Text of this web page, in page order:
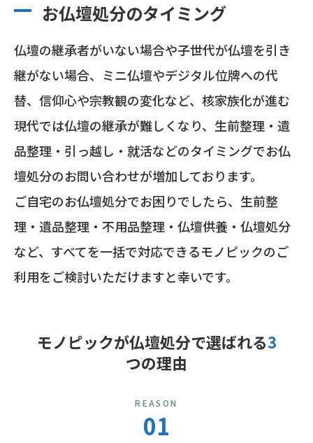
お仏壇処分のタイミング
仏壇の継承者がいない場合や子世代が仏壇を引き
継がない場合、ミニ仏壇やデジタル位牌への代
替、信仰心や宗教観の変化など、核家族化が進む
現代では仏壇の継承が難しくなり、生前整理・遺
品整理・引っ越し・就活などのタイミングでお仏
壇処分のお問い合わせが増加しております。
ご自宅のお仏壇処分でお困りでしたら、生前整
理・遺品整理・不用品整理・仏壇供養・仏壇処分
など、すべてを一括で対応できるモノピックのご
利用をご検討いただけますと幸いです。
モノピックが仏壇処分で選ばれる3
つの理由
REASON
01